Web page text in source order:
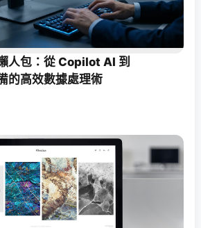
人包：從 Copilot AI 到
的高效數據處理術